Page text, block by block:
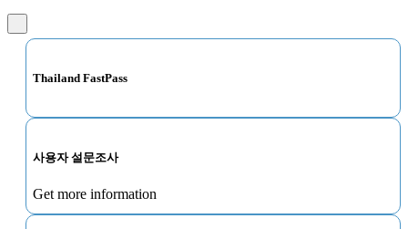
Thailand FastPass
사용자 설문조사
Get more information